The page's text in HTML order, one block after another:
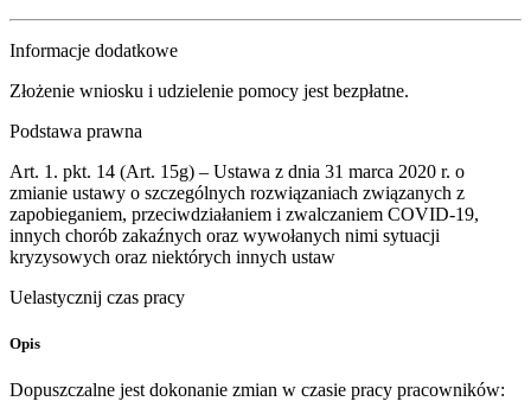
Informacje dodatkowe
Złożenie wniosku i udzielenie pomocy jest bezpłatne.
Podstawa prawna
Art. 1. pkt. 14 (Art. 15g) – Ustawa z dnia 31 marca 2020 r. o
zmianie ustawy o szczególnych rozwiązaniach związanych z
zapobieganiem, przeciwdziałaniem i zwalczaniem COVID-19,
innych chorób zakaźnych oraz wywołanych nimi sytuacji
kryzysowych oraz niektórych innych ustaw
Uelastycznij czas pracy
Opis
Dopuszczalne jest dokonanie zmian w czasie pracy pracowników: